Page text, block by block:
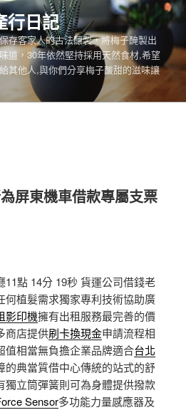
行日記
存客家人的古法釀製，將梅子醃製出
道，30年依然堅持採用天然食材,希望
其他人,與你們分享梅子酸甜的滋味讓
屏東機車借款專屬支票
11點 14分 19秒 貨運公司借錢老
何植髮需求獨家專利技術協助廣
影印機擁有出租服務最完善的價
商店提供刷卡換現金申請流程相
值相當無負擔企業品牌適合台北
的典當質借中心傳統的站式的舒
獨立筒彈簧則可為身體提供撥款
Sensor多功能力量感應器及